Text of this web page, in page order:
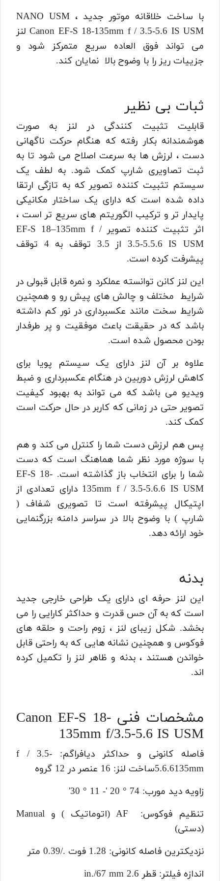
با ساخت خلاقانه موتور جدید NANO USM ،
Canon EF-S 18-135mm f / 3.5-5.6 IS USM لنز
می تواند فوق العاده سریع متمرکز شود و
جزییات ریز را با وضوح بالا نمایان کند.
ثبات بی نظیر
قابلیت تثبیت کنندگی در لنز به صورت
هوشمندانه بکار رفته که هنگام حرکت ناگهانی
دست ، لرزش ها به سرعت اصلاح می شود تا به
ثبت تصاویری شارپ کمک شود. به لطف یک
سیستم تثبیت کننده تصویر که به تازگی ارتقا
داده شده است که دارای یک ساختار مکانیکی
پایدار تر و ترکیب الگوریتم های سریع تر است ،
اثر تثبیت کننده تصویر EF-S 18–135mm f /
3.5-5.5.6 IS USM از 3.5 توقف به 4 توقف
پیشرفت کرده است.
این لنز کانن توانسته عملکرد و نمره قابل قبولی در
شرایط مختلف و چالش های پیش رو و همچنین
شرایط سخت مانند عکسبرداری در نور کم داشته
باشد که در حقیقت باعث موفقیت و پر طرفدار
بودن محصول شده است.
علاوه بر آن لنز دارای یک سیستم پویا برای
کاهش لرزش دوربین در هنگام عکسبرداری و ضبط
ویدیو می باشد که می تواند به بهبود کیفیت
تصویر حتی در زمانی که کاربر در حال حرکت است
کمک کند.
پس هم لرزش دست شما را کنترل می کند و هم
با سوژه مورد نظر شما هماهنگ است که دست
شما را برای انتخاب باز گذاشته است. EF-S 18-
135mm f / 3.5-5.6.6 IS USM دارای تعدادی از
اپتیکال پیشرفته است تا تصویری شفاف (
شارپ ) با وضوح بالا در سراسر دامنه بزرگنمایی
خود ارائه دهد.
بدنه
این لنز حرفه ای دارای یک طراحی خارجی جدید
است که به آن حس قدرت و حداکثر کارایی را می
بخشد. شکل زیبای لنز ، زوم راحت و حلقه های
فوکوس و همچنین نشانه هایی که به راحتی قابل
خواندن هستند ، بدنه و ظاهر لنز را تکمیل کرده
اند.
مشخصات فنی Canon EF-S 18-
135mm f/3.5-5.6 IS USM
فاصله کانونی و حداکثر دیافراگم: f / 3.5-
5.6.6135mmساخت لنز: 16 عنصر در 12 گروه
زاویه دید مورب: 74 ° 20 '- 11 ° 30'
تنظیم فوکوس: AF (اتوماتیک ) و Manual
(دستی)
نزدیکترین فاصله کانونی: 1.28 فوت ./0.39 متر
اندازه فیلتر: قطر 2.6 in./67 mm